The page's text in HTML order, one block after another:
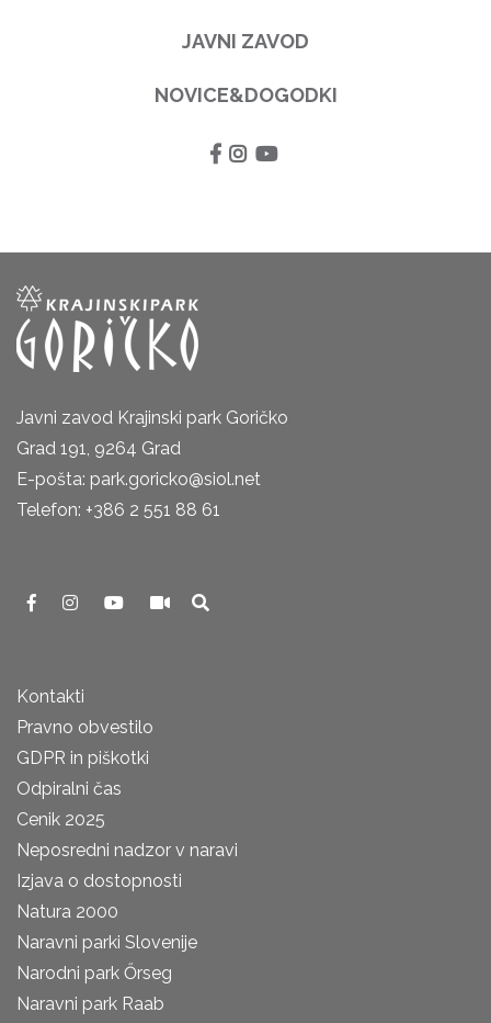
JAVNI ZAVOD
NOVICE&DOGODKI
Javni zavod Krajinski park Goričko
Grad 191, 9264 Grad
E-pošta: park.goricko@siol.net
Telefon: +386 2 551 88 61
Kontakti
Pravno obvestilo
GDPR in piškotki
Odpiralni čas
Cenik 2025
Neposredni nadzor v naravi
Izjava o dostopnosti
Natura 2000
Naravni parki Slovenije
Narodni park Őrseg
Naravni park Raab